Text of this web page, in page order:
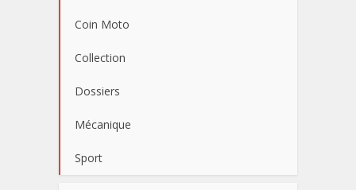
Coin Moto
Collection
Dossiers
Mécanique
Sport